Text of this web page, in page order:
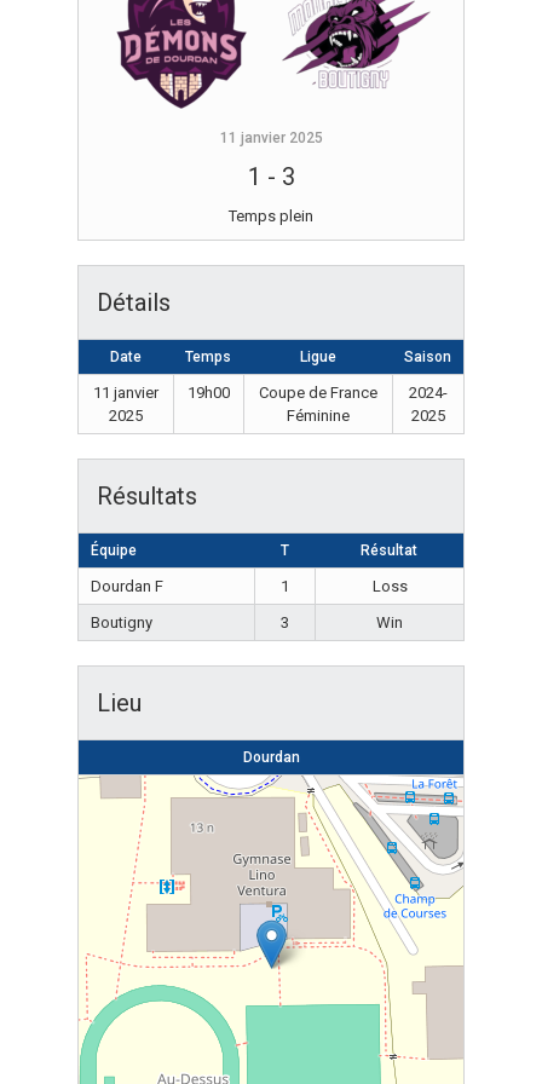
11 janvier 2025
1 - 3
Temps plein
Détails
Date Temps Ligue Saison
11 janvier
2025
19h00
Coupe de France
Féminine
2024-
2025
Résultats
Équipe T Résultat
Dourdan F 1
Loss
Boutigny
3 Win
Lieu
Dourdan